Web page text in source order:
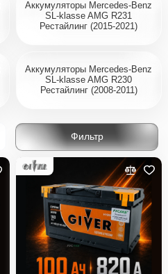
Аккумуляторы Mercedes-Benz
SL-klasse AMG R231
Рестайлинг (2015-2021)
Аккумуляторы Mercedes-Benz
SL-klasse AMG R230
Рестайлинг (2008-2011)
Фильтр